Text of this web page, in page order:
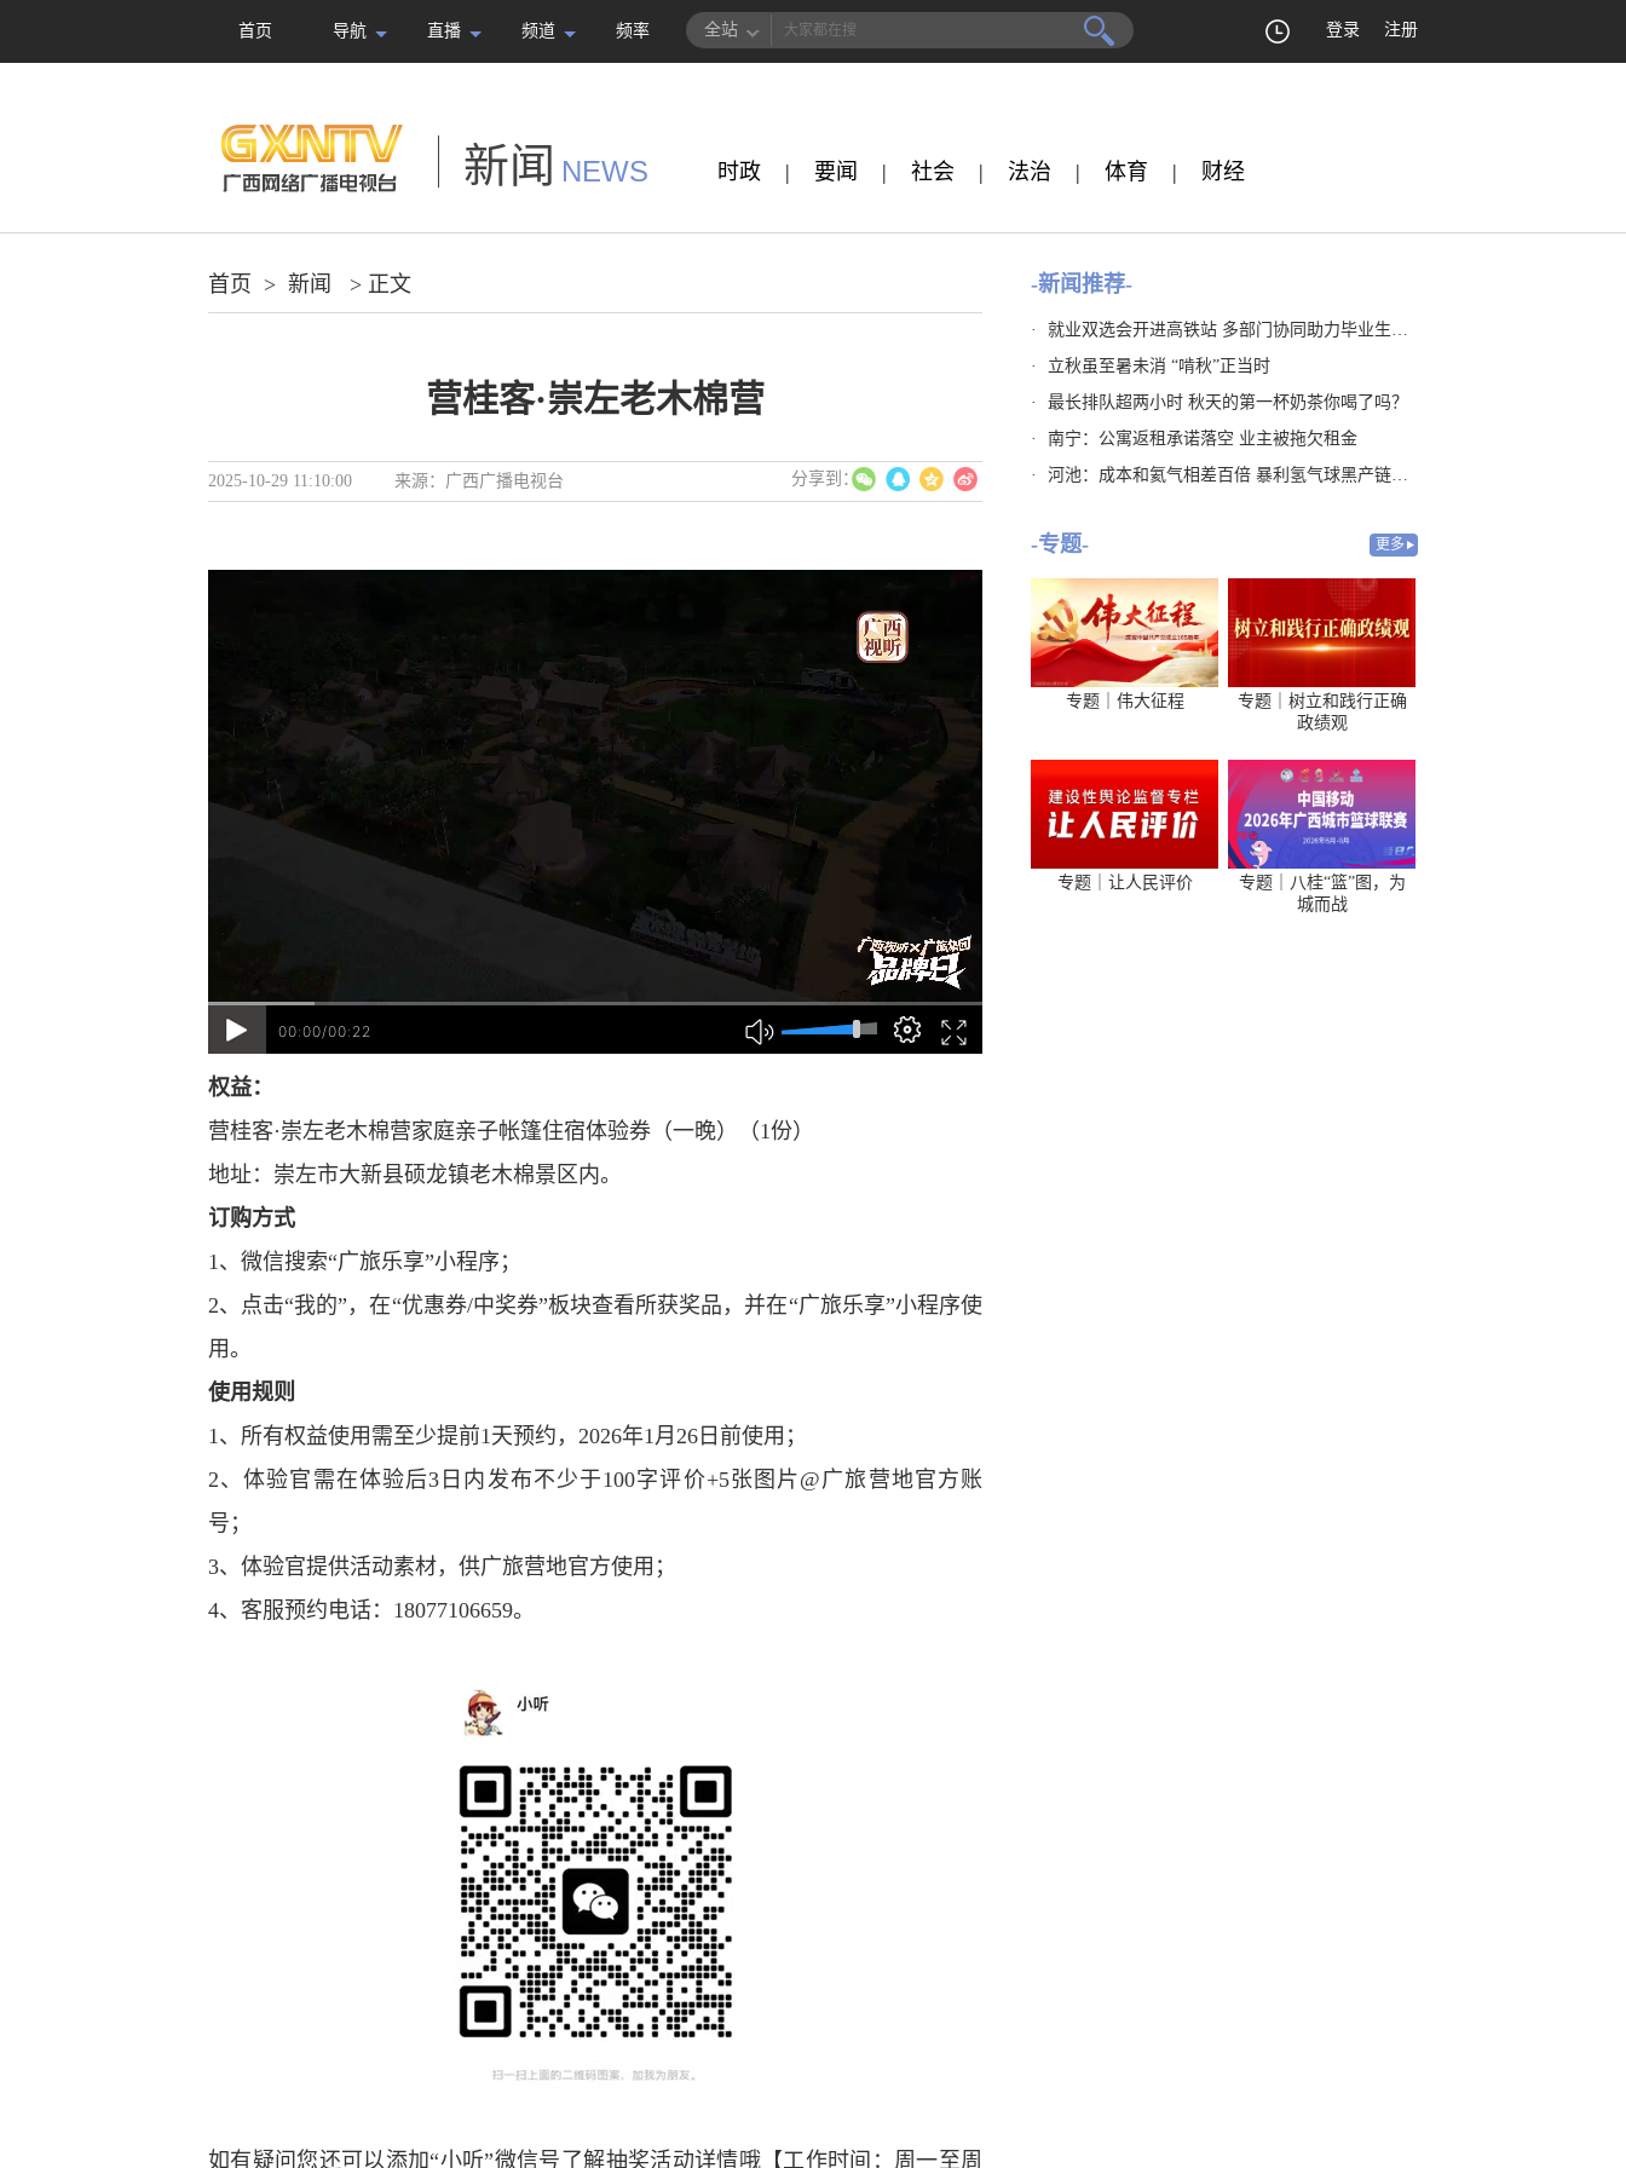
首页 导航 直播 频道 频率 全站 登录 注册
新闻 NEWS 时政 | 要闻 | 社会 | 法治 | 体育 | 财经
首页 > 新闻 > 正文
营桂客·崇左老木棉营
2025-10-29 11:10:00 来源： 广西广播电视台
00:00/00:22
权益：
营桂客·崇左老木棉营家庭亲子帐篷住宿体验券（一晚）（1份）
地址：崇左市大新县硕龙镇老木棉景区内。
订购方式
1、微信搜索“广旅乐享”小程序；
2、点击“我的”，在“优惠券/中奖券”板块查看所获奖品，并在“广旅乐享”小程序使
用。
使用规则
1、所有权益使用需至少提前1天预约，2026年1月26日前使用；
2、体验官需在体验后3日内发布不少于100字评价+5张图片@广旅营地官方账
号；
3、体验官提供活动素材，供广旅营地官方使用；
4、客服预约电话：18077106659。
如有疑问您还可以添加“小听”微信号了解抽奖活动详情哦【工作时间：周一至周
-新闻推荐-
·
就业双选会开进高铁站 多部门协同助力毕业生就业
·
立秋虽至暑未消 “啃秋”正当时
·
最长排队超两小时 秋天的第一杯奶茶你喝了吗？
·
南宁：公寓返租承诺落空 业主被拖欠租金
·
河池：成本和氦气相差百倍 暴利氢气球黑产链隐藏20年
-专题- 更多
专题｜伟大征程
专题｜树立和践行正确
政绩观
专题｜让人民评价
专题｜八桂“篮”图，为
城而战